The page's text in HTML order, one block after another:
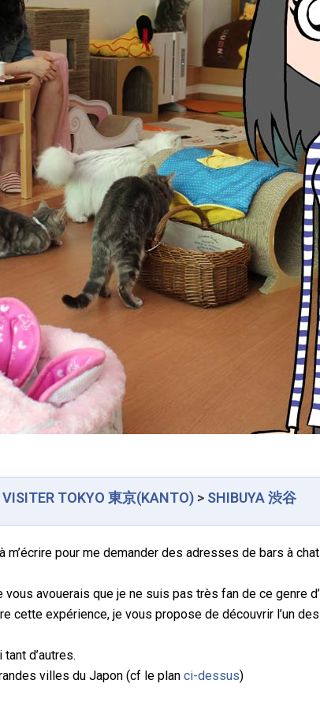
VISITER TOKYO 東京(KANTO) > SHIBUYA 渋谷
pour me demander des adresses de bars à
avouerais que je ne suis pas très fan de ce genre
cette expérience, je vous propose de découvrir l’un
d’autres.
villes du Japon (cf le plan ci-dessus)